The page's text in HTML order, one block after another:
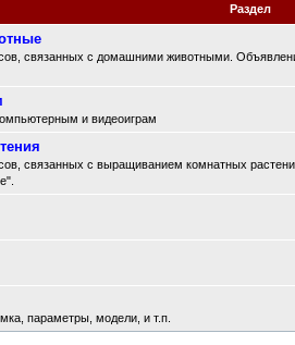
Раздел
связанных с домашними животными.
и видеоиграм
связанных с выращиванием комнатных
параметры, модели, и т.п.